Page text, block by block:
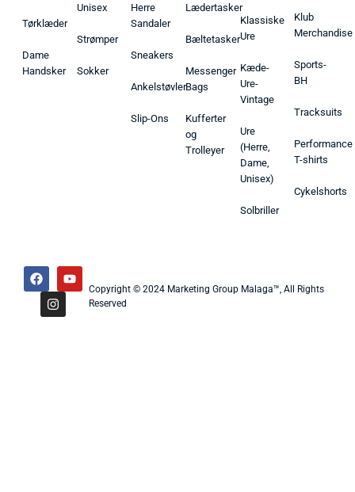
Tørklæder
Dame
Handsker
Unisex
Strømper
Sokker
Herre
Sandaler
Sneakers
Ankelstøvler
Slip-Ons
Lædertasker
Bæltetasker
Messenger
Bags
Kufferter
og
Trolleyer
Klassiske
Ure
Kæde-
Ure-
Vintage
Ure
(Herre,
Dame,
Unisex)
Solbriller
Klub
Merchandise
Sports-
BH
Tracksuits
Performance
T-shirts
Cykelshorts
Copyright © 2024 Marketing Group Malaga™, All Rights
Reserved